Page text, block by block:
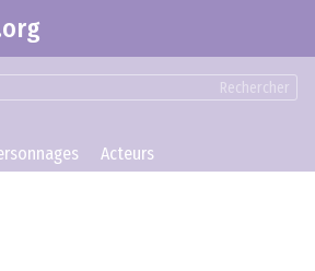
Rechercher
Acteurs